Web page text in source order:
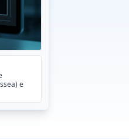
e